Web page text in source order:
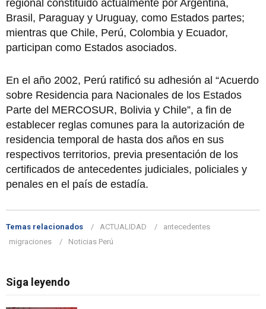
regional constituido actualmente por Argentina,
Brasil, Paraguay y Uruguay, como Estados partes;
mientras que Chile, Perú, Colombia y Ecuador,
participan como Estados asociados.
En el año 2002, Perú ratificó su adhesión al “Acuerdo
sobre Residencia para Nacionales de los Estados
Parte del MERCOSUR, Bolivia y Chile”, a fin de
establecer reglas comunes para la autorización de
residencia temporal de hasta dos años en sus
respectivos territorios, previa presentación de los
certificados de antecedentes judiciales, policiales y
penales en el país de estadía.
Temas relacionados ACTUALIDAD
antecedentes
migraciones
Noticias Perú
Siga leyendo